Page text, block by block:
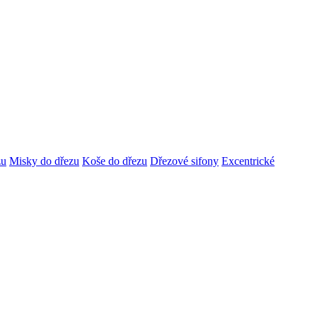
Misky do dřezu Koše do dřezu Dřezové sifony Excentrické